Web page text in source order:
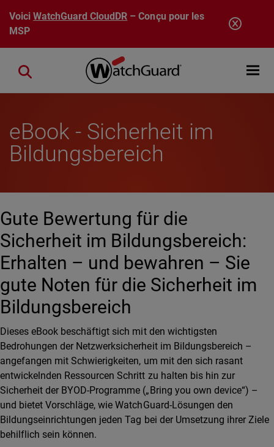
Aller au contenu principal
VoiciWatchGuard CloudDR – Conçu pour les
MSP
Open
Close search
eBook - Sicherheit im
Bildungsbereich
Gute Bewertung für die
Sicherheit im Bildungsbereich:
Erhalten – und bewahren – Sie
gute Noten für die Sicherheit im
Bildungsbereich
Dieses eBook beschäftigt sich mit den wichtigsten
Bedrohungen der Netzwerksicherheit im Bildungsbereich –
angefangen mit Schwierigkeiten, um mit den sich rasant
entwickelnden Ressourcen Schritt zu halten bis hin zur
Sicherheit der BYOD-Programme („Bring you own device“) –
und bietet Vorschläge, wie WatchGuard-Lösungen den
Bildungseinrichtungen jeden Tag bei der Umsetzung ihrer Ziele
behilflich sein können.